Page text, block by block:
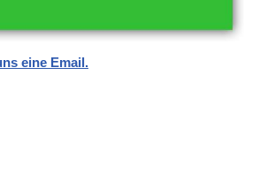
eine Email.